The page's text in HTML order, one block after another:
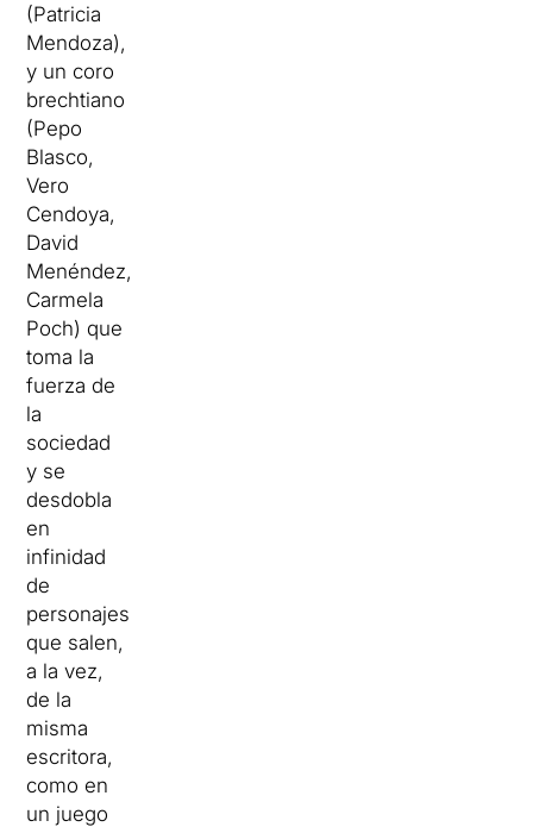
(Patricia
Mendoza),
y un coro
brechtiano
(Pepo
Blasco,
Vero
Cendoya,
David
Menéndez,
Carmela
Poch) que
toma la
fuerza de
la
sociedad
y se
desdobla
en
infinidad
de
personajes
que salen,
a la vez,
de la
misma
escritora,
como en
un juego